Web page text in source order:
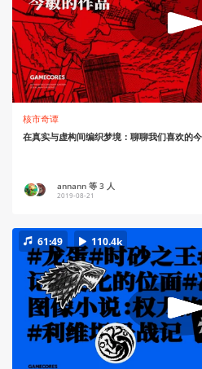
核市奇谭
在真实与虚构间编织梦境：聊聊我们喜欢的
annann 等 3 人
2019-08-21
61:49 110.4k